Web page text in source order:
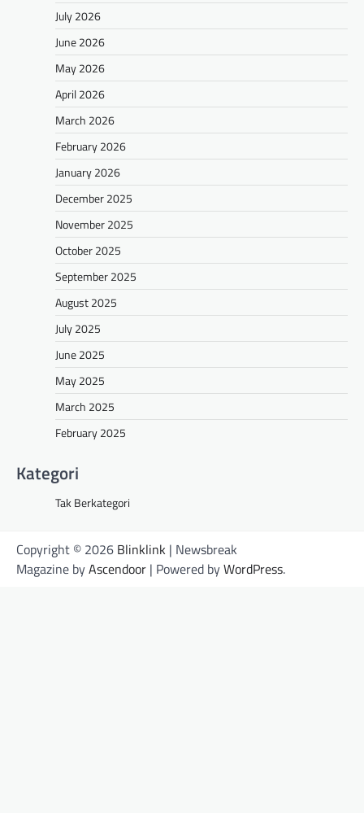
July 2026
June 2026
May 2026
April 2026
March 2026
February 2026
January 2026
December 2025
November 2025
October 2025
September 2025
August 2025
July 2025
June 2025
May 2025
March 2025
February 2025
Kategori
Tak Berkategori
Copyright © 2026 Blinklink | Newsbreak
Magazine byAscendoor | Powered byWordPress.